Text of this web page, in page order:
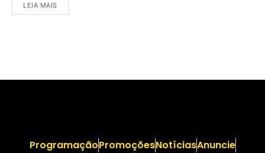
LEIA MAIS
ProgramaçãoPromoçõesNotíciasAnuncie